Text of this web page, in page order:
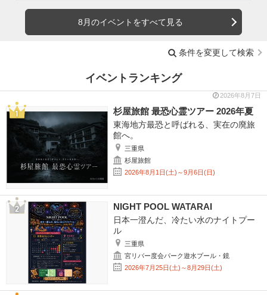
8月のイベントをすべて見る
条件を変更して検索
イベントランキング
2026年8月7日
杉屋旅館 最恐心霊ツアー 2026年夏
東海地方最恐と呼ばれる、実在の廃旅
館へ。
三重県
杉屋旅館
2026年8月1日(土)～9月6日(日)
NIGHT POOL WATARAI
日本一澄んだ、冷たい水のナイトプー
ル
三重県
宮リバー度会パーク遊水プール・鏡
2026年7月25日(土)～8月29日(土)